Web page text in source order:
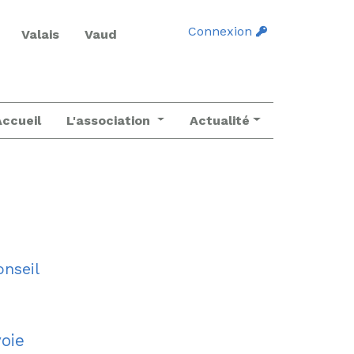
Valais Vaud Connexion
L'association Actualité